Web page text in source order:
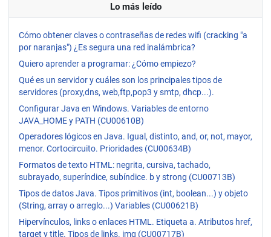
Lo más leído
Cómo obtener claves o contraseñas de redes wifi (cracking "a
por naranjas") ¿Es segura una red inalámbrica?
Quiero aprender a programar: ¿Cómo empiezo?
Qué es un servidor y cuáles son los principales tipos de
servidores (proxy,dns, web,ftp,pop3 y smtp, dhcp...).
Configurar Java en Windows. Variables de entorno
JAVA_HOME y PATH (CU00610B)
Operadores lógicos en Java. Igual, distinto, and, or, not, mayor,
menor. Cortocircuito. Prioridades (CU00634B)
Formatos de texto HTML: negrita, cursiva, tachado,
subrayado, superíndice, subíndice. b y strong (CU00713B)
Tipos de datos Java. Tipos primitivos (int, boolean...) y objeto
(String, array o arreglo...) Variables (CU00621B)
Hipervínculos, links o enlaces HTML. Etiqueta a. Atributos href,
target y title. Tipos de links. img (CU00717B)